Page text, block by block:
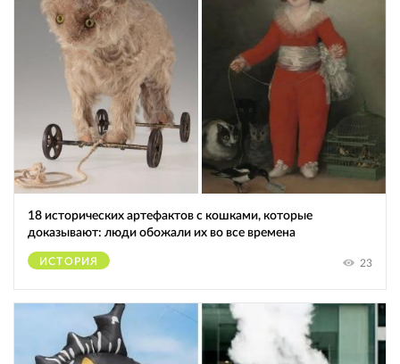
18 исторических артефактов с кошками, которые
доказывают: люди обожали их во все времена
ИСТОРИЯ 23